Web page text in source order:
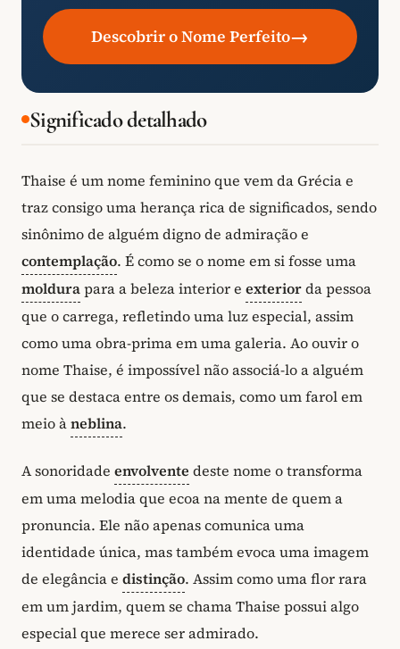
Descobrir o Nome Perfeito→
Significado detalhado
Thaise é um nome feminino que vem da Grécia e
traz consigo uma herança rica de significados, sendo
sinônimo de alguém digno de admiração e
contemplação. É como se o nome em si fosse uma
moldurapara a beleza interior e exteriorda pessoa
que o carrega, refletindo uma luz especial, assim
como uma obra-prima em uma galeria. Ao ouvir o
nome Thaise, é impossível não associá-lo a alguém
que se destaca entre os demais, como um farol em
meio àneblina.
A sonoridade envolvente deste nome o transforma
em uma melodia que ecoa na mente de quem a
pronuncia. Ele não apenas comunica uma
identidade única, mas também evoca uma imagem
de elegância e distinção. Assim como uma flor rara
em um jardim, quem se chama Thaise possui algo
especial que merece ser admirado.